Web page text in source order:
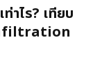
าไร? เทียบ